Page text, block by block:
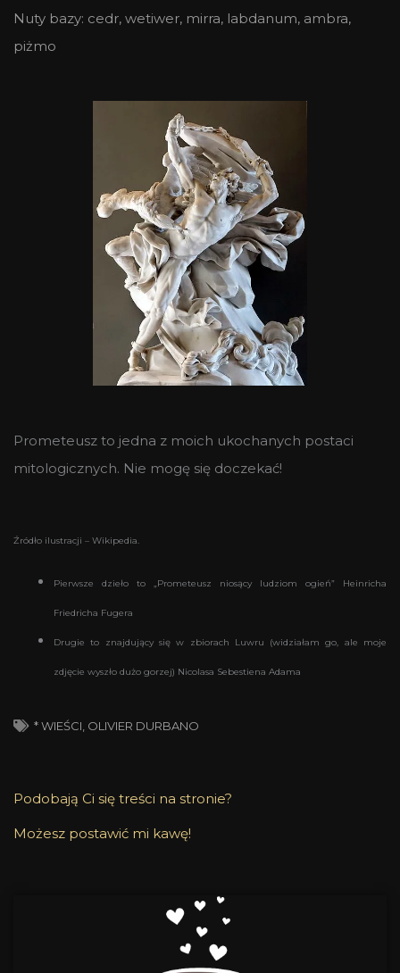
Nuty bazy: cedr, wetiwer, mirra, labdanum, ambra,
piżmo
Prometeusz to jedna z moich ukochanych postaci
mitologicznych. Nie mogę się doczekać!
Źródło ilustracji – Wikipedia.
Pierwsze dzieło to „Prometeusz niosący ludziom ogień” Heinricha
Friedricha Fugera
Drugie to znajdujący się w zbiorach Luwru (widziałam go, ale moje
zdjęcie wyszło dużo gorzej) Nicolasa Sebestiena Adama
* WIEŚCI OLIVIER DURBANO
Podobają Ci się treści na stronie?
Możesz postawić mi kawę!